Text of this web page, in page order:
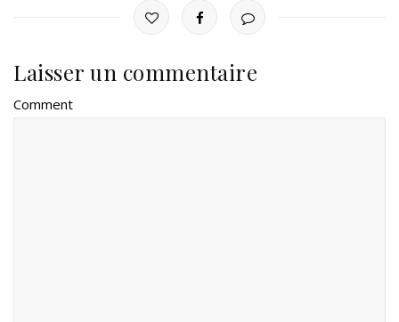
Laisser un commentaire
Comment